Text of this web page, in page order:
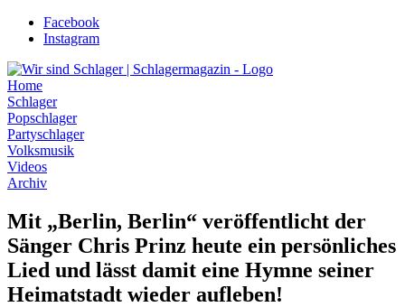
Zum
Inhalt
Facebook
Instagram
Home
Schlager
Popschlager
Partyschlager
Volksmusik
Videos
Archiv
Mit „Berlin, Berlin“ veröffentlicht der
Sänger Chris Prinz heute ein persönliches
Lied und lässt damit eine Hymne seiner
Heimatstadt wieder aufleben!